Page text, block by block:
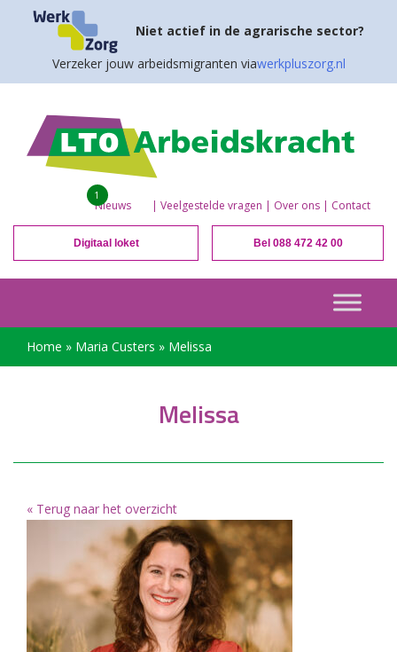
Niet actief in de agrarische sector?
Verzeker jouw arbeidsmigranten viawerkpluszorg.nl
Nieuws
1
| Veelgestelde vragen | Over ons | Contact
Digitaal loket Bel 088 472 42 00
Home » Maria Custers » Melissa
Melissa
« Terug naar het overzicht